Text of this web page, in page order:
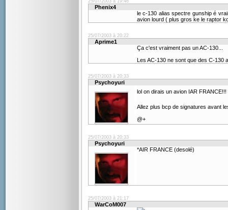
25/07/2003 à 19:46
Phenix4
le c-130 alias spectre gunship é
avion lourd ( plus gros ke le raptor
25/07/2003 à 20:22
Aprime1
Ça c'est vraiment pas un AC-130...
Les AC-130 ne sont que des C-130
25/07/2003 à 20:33
Psychoyuri
lol on dirais un avion IAR FRANCE!!!
Allez plus bcp de signatures avant
@+
25/07/2003 à 20:33
Psychoyuri
*AIR FRANCE (desolé)
25/07/2003 à 21:17
WarCoM007